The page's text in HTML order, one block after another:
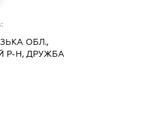
ОБЛ.,
Р-Н, ДРУЖБА